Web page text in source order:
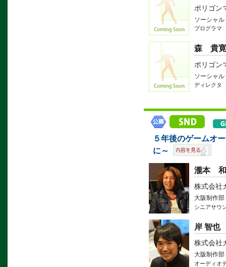
ポリゴン
ソーシャ
プログラマ
森 貴寛
ポリゴン
ソーシャ
ディレクタ
５年後のゲームオ
に～
瀧本
株式会社
大阪制作
シニアサウ
岸 智也
株式会社
大阪制作
オーディオ